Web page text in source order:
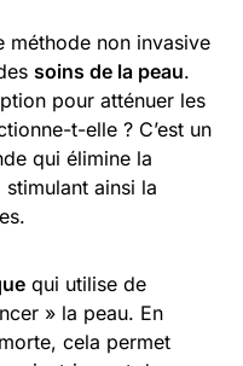
méthode non invasive
soins de la peau.
pour atténuer les
t-elle ? C’est un
qui élimine la
ainsi la
qui utilise de
» la peau. En
cela permet